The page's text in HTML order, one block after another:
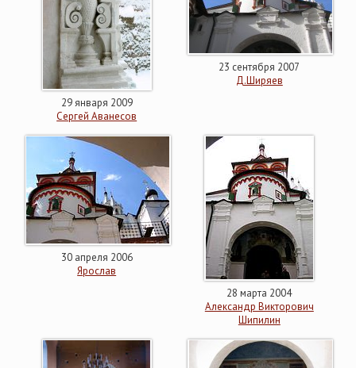
29 января 2009
Сергей Аванесов
23 сентября 2007
Д.Ширяев
30 апреля 2006
Ярослав
28 марта 2004
Александр Викторович
Шипилин